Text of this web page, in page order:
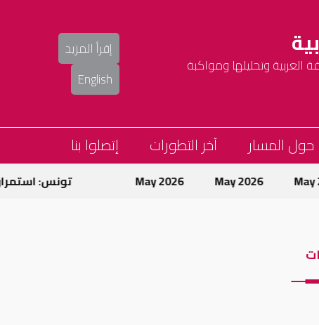
وتحليلها ومواكبة
إقرأ المزيد
English
حول المسار آخر التطورات إتصلوا بنا
تونس: استمرار May 2026 May 2026